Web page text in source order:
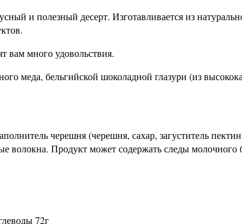
и полезный десерт. Изготавливается из
вам много удовольствия.
меда, бельгийской шоколадной глазури (из
черешня (черешня, сахар, загуститель
волокна. Продукт может содержать следы
72г